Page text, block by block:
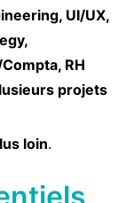
UI/UX,
RH
projets
loin.